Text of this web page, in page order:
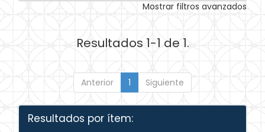
Mostrar filtros avanzados
Resultados 1-1 de 1.
Anterior 1 Siguiente
Resultados por ítem: